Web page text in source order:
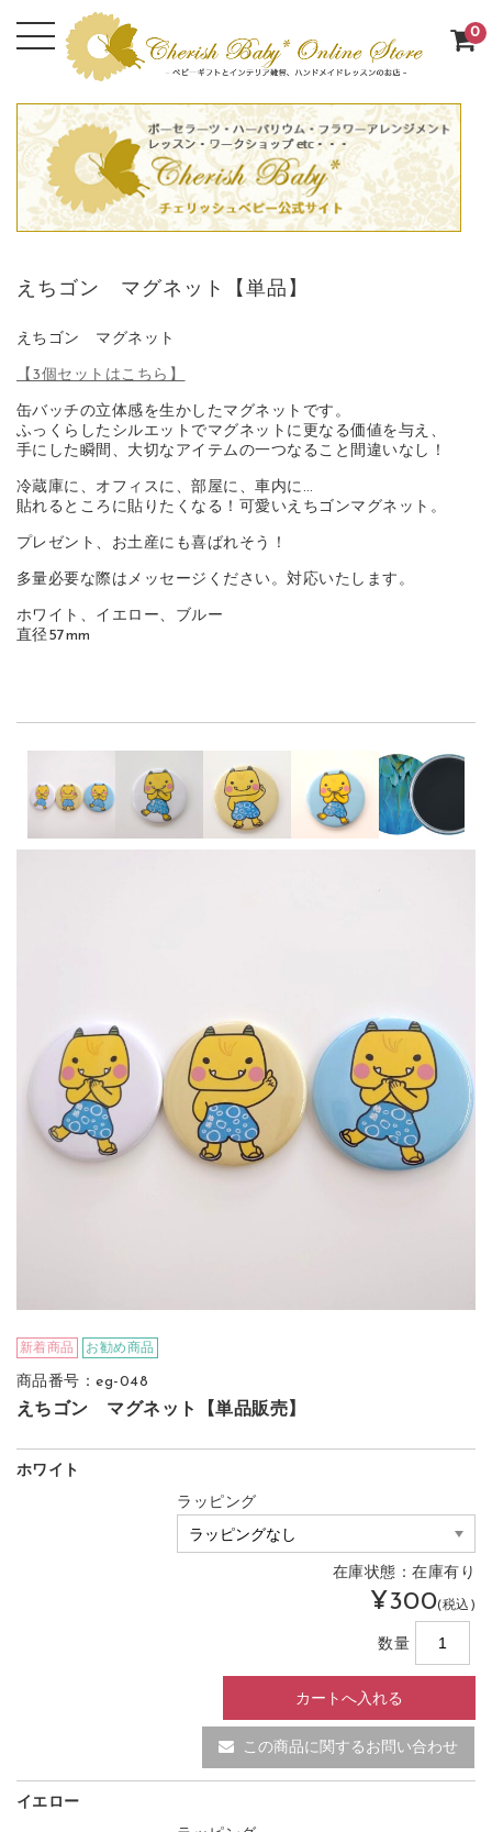
0
えちゴン マグネット【単品】
えちゴン マグネット
【3個セットはこちら】
缶バッチの立体感を生かしたマグネットです。
ふっくらしたシルエットでマグネットに更なる価値を与え、
手にした瞬間、大切なアイテムの一つなること間違いなし！
冷蔵庫に、オフィスに、部屋に、車内に…
貼れるところに貼りたくなる！可愛いえちゴンマグネット。
プレゼント、お土産にも喜ばれそう！
多量必要な際はメッセージください。対応いたします。
ホワイト、イエロー、ブルー
直径57mm
新着商品 お勧め商品
商品番号：eg-048
えちゴン マグネット【単品販売】
ホワイト
ラッピング
在庫状態：在庫有り
¥300(税込)
数量
この商品に関するお問い合わせ
イエロー